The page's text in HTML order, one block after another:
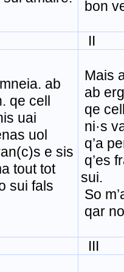
bon
II
ab
qe cell
uai
uol
e sis
tout tot
sui fals
Mais
ab
qe
ni·s
q’a
q’es
sui.
So
qar
III